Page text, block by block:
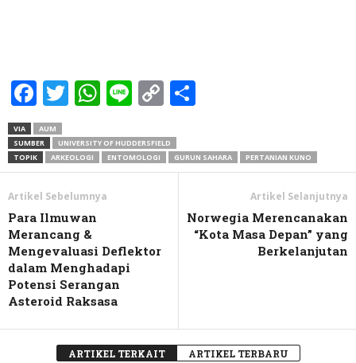
Facebook
Twitter
WhatsApp
LineCopy
VIA
AUM
SUMBER
UNIVERSITY OF HUDDERSFIELD
TOPIK
ARKEOLOGI ENTOMOLOGI GURUN SAHARA PERTANIAN KUNO
Artikel Sebelumnya
Para Ilmuwan
Merancang &
Mengevaluasi Deflektor
dalam Menghadapi
Potensi Serangan
Asteroid Raksasa
Artikel Selanjutnya
Norwegia Merencanakan
“Kota Masa Depan” yang
Berkelanjutan
ARTIKEL TERKAIT ARTIKEL TERBARU